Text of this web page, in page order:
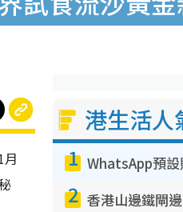
港生活人
1
2